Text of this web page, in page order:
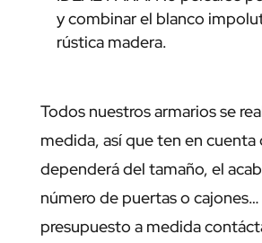
y combinar el blanco
rústica madera.
Todos nuestros armarios se
medida, así que ten en cuenta
dependerá del tamaño, el
número de puertas o cajones…
presupuesto a medida